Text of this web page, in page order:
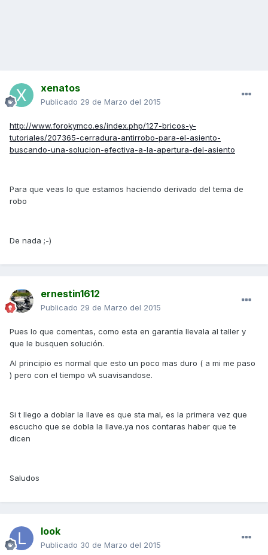
xenatos
Publicado 29 de Marzo del 2015
http://www.forokymco.es/index.php/127-bricos-y-
tutoriales/207365-cerradura-antirrobo-para-el-asiento-
buscando-una-solucion-efectiva-a-la-apertura-del-asiento
Para que veas lo que estamos haciendo derivado del tema de
robo
De nada ;-)
ernestin1612
Publicado 29 de Marzo del 2015
Pues lo que comentas, como esta en garantía llevala al taller y
que le busquen solución.
Al principio es normal que esto un poco mas duro ( a mi me paso
) pero con el tiempo vA suavisandose.
Si t llego a doblar la llave es que sta mal, es la primera vez que
escucho que se dobla la llave.ya nos contaras haber que te
dicen
Saludos
look
Publicado 30 de Marzo del 2015